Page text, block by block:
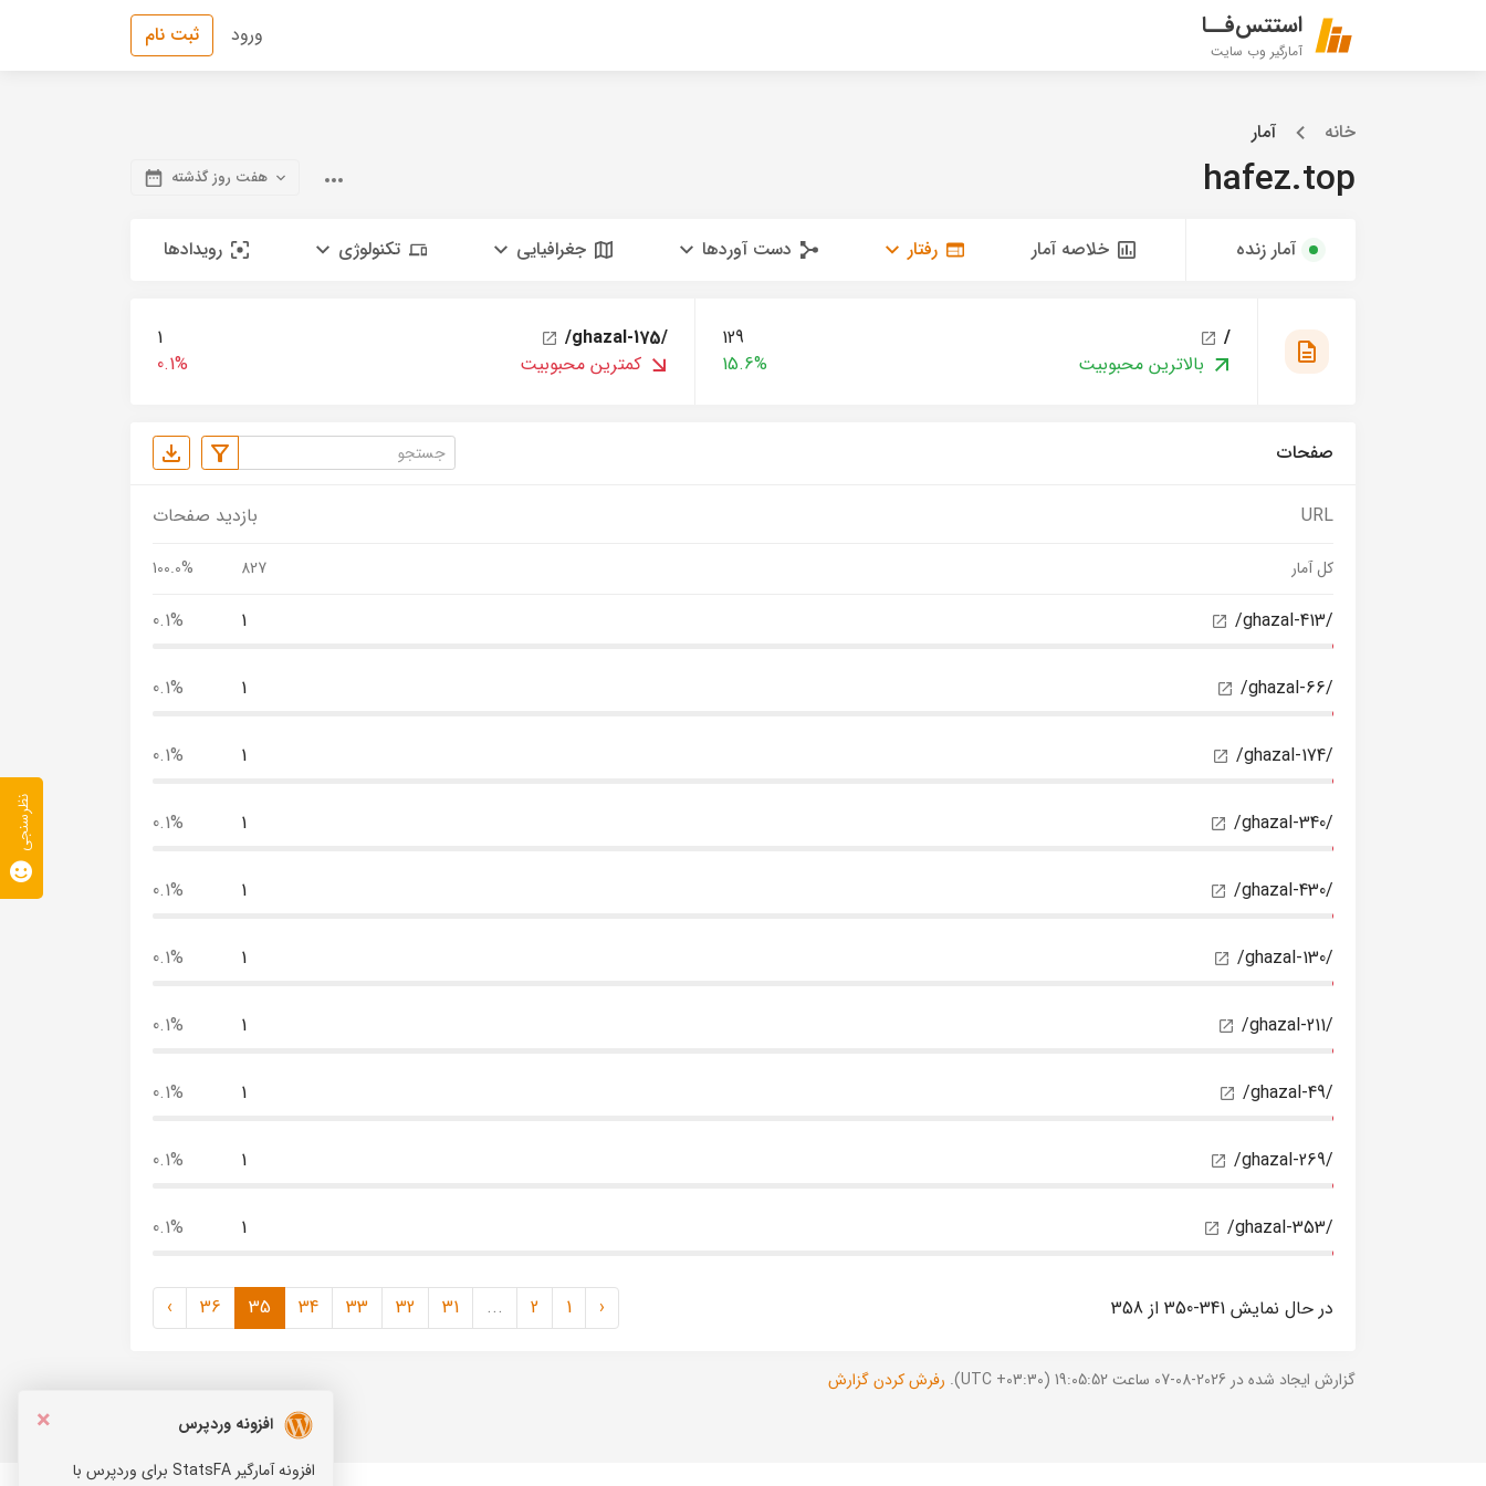
استتس‌فــا
آمارگیر وب سایت
ورود ثبت نام
خانه آمار
hafez.top هفت روز گذشته
آمار زنده خلاصه آمار رفتار دست آوردها جغرافیایی تکنولوژی رویدادها
/
129
بالاترین محبوبیت
15.6%
/ghazal-175/
1
کمترین محبوبیت
0.1%
صفحات
URL بازدید صفحات
کل آمار 827
100.0%
/ghazal-413/
1
0.1%
/ghazal-66/
1
0.1%
/ghazal-174/
1
0.1%
/ghazal-340/
1
0.1%
/ghazal-430/
1
0.1%
/ghazal-130/
1
0.1%
/ghazal-211/
1
0.1%
/ghazal-49/
1
0.1%
/ghazal-269/
1
0.1%
/ghazal-353/
1
0.1%
در حال نمایش 341-350 از 358 ‹
1
2
...
31
32
33
34
35
36
›
گزارش ایجاد شده در 2026-08-07 ساعت 19:05:52 (UTC +03:30). رفرش کردن گزارش
×
افزونه وردپرس
افزونه آمارگیر StatsFA برای وردپرس با
نظرسنجی